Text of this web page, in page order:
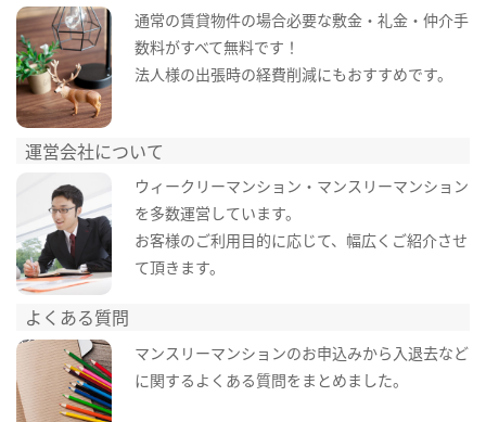
通常の賃貸物件の場合必要な敷金・礼金・仲介手
数料がすべて無料です！
法人様の出張時の経費削減にもおすすめです。
運営会社について
ウィークリーマンション・マンスリーマンション
を多数運営しています。
お客様のご利用目的に応じて、幅広くご紹介させ
て頂きます。
よくある質問
マンスリーマンションのお申込みから入退去など
に関するよくある質問をまとめました。